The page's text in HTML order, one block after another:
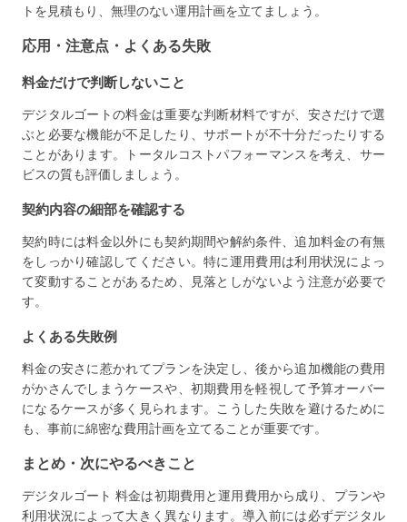
トを見積もり、無理のない運用計画を立てましょう。
応用・注意点・よくある失敗
料金だけで判断しないこと
デジタルゴートの料金は重要な判断材料ですが、安さだけで選
ぶと必要な機能が不足したり、サポートが不十分だったりする
ことがあります。トータルコストパフォーマンスを考え、サー
ビスの質も評価しましょう。
契約内容の細部を確認する
契約時には料金以外にも契約期間や解約条件、追加料金の有無
をしっかり確認してください。特に運用費用は利用状況によっ
て変動することがあるため、見落としがないよう注意が必要で
す。
よくある失敗例
料金の安さに惹かれてプランを決定し、後から追加機能の費用
がかさんでしまうケースや、初期費用を軽視して予算オーバー
になるケースが多く見られます。こうした失敗を避けるために
も、事前に綿密な費用計画を立てることが重要です。
まとめ・次にやるべきこと
デジタルゴート 料金は初期費用と運用費用から成り、プランや
利用状況によって大きく異なります。導入前には必ずデジタル